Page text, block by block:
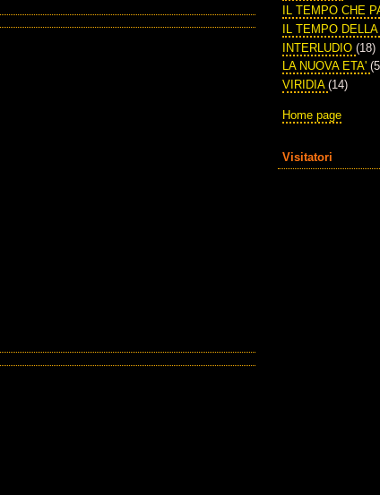
IL TEMPO CHE
IL TEMPO
INTERLUDIO (18)
LA NUOVA ETA'
VIRIDIA (14)
Home page
Visitatori